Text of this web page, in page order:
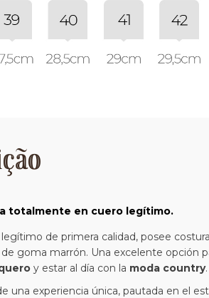
totalmente en cuero legítimo.
de primera calidad, posee
goma marrón. Una excelente opción
y estar al día con la moda country.
una experiencia única, pautada en el